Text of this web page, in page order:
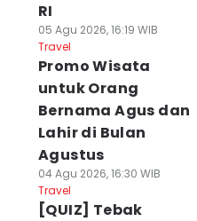
RI
05 Agu 2026, 16:19 WIB
Travel
Promo Wisata
untuk Orang
Bernama Agus dan
Lahir di Bulan
Agustus
04 Agu 2026, 16:30 WIB
Travel
[QUIZ] Tebak